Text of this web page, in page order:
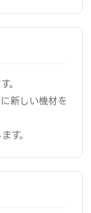
。
新しい機材を
す。